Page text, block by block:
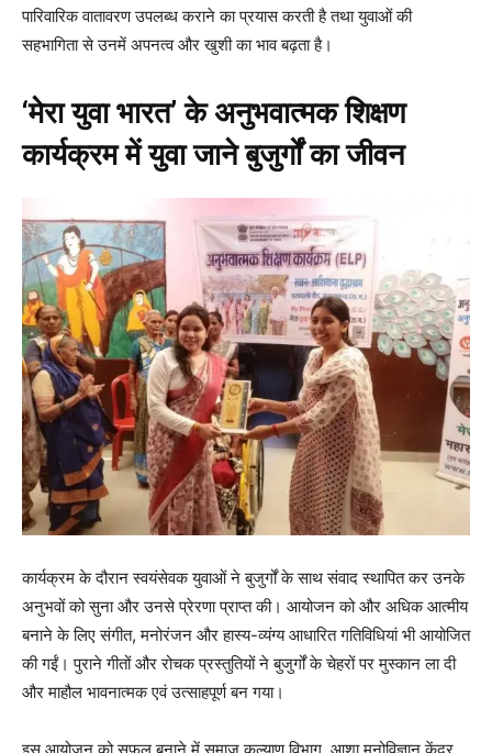
पारिवारिक वातावरण उपलब्ध कराने का प्रयास करती है तथा युवाओं की
सहभागिता से उनमें अपनत्व और खुशी का भाव बढ़ता है।
‘मेरा युवा भारत’ के अनुभवात्मक शिक्षण
कार्यक्रम में युवा जाने बुजुर्गों का जीवन
कार्यक्रम के दौरान स्वयंसेवक युवाओं ने बुजुर्गों के साथ संवाद स्थापित कर उनके
अनुभवों को सुना और उनसे प्रेरणा प्राप्त की। आयोजन को और अधिक आत्मीय
बनाने के लिए संगीत, मनोरंजन और हास्य-व्यंग्य आधारित गतिविधियां भी आयोजित
की गईं। पुराने गीतों और रोचक प्रस्तुतियों ने बुजुर्गों के चेहरों पर मुस्कान ला दी
और माहौल भावनात्मक एवं उत्साहपूर्ण बन गया।